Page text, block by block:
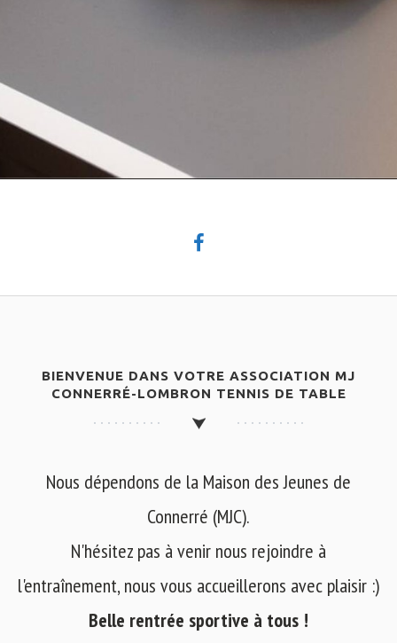
BIENVENUE DANS VOTRE ASSOCIATION MJ
CONNERRÉ-LOMBRON TENNIS DE TABLE
Nous dépendons de la Maison des Jeunes de
Connerré (MJC).
N'hésitez pas à venir nous rejoindre à
l'entraînement, nous vous accueillerons avec plaisir :)
Belle rentrée sportive à tous !